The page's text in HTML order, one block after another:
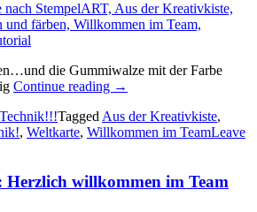
die Gummiwalze mit der Farbe
Continue reading „Tolle
–
Pergament
einfärben…“
→
Tagged Aus der Kreativkiste,
, Weltkarte, Willkommen im TeamLeave
Herzlich willkommen im Team